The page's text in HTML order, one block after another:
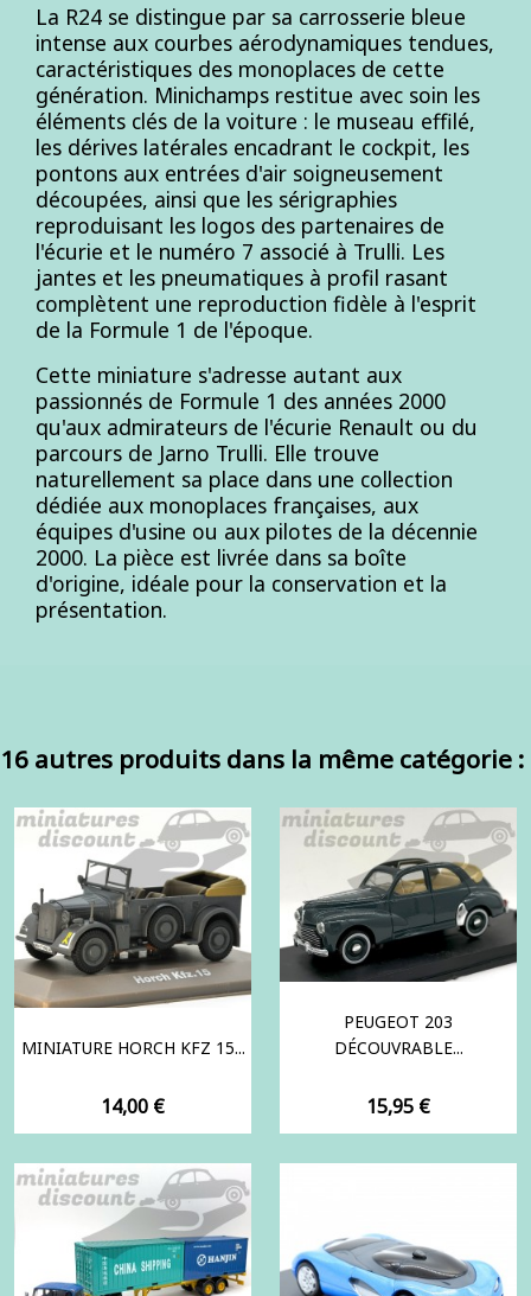
La R24 se distingue par sa carrosserie bleue
intense aux courbes aérodynamiques tendues,
caractéristiques des monoplaces de cette
génération. Minichamps restitue avec soin les
éléments clés de la voiture : le museau effilé,
les dérives latérales encadrant le cockpit, les
pontons aux entrées d'air soigneusement
découpées, ainsi que les sérigraphies
reproduisant les logos des partenaires de
l'écurie et le numéro 7 associé à Trulli. Les
jantes et les pneumatiques à profil rasant
complètent une reproduction fidèle à l'esprit
de la Formule 1 de l'époque.
Cette miniature s'adresse autant aux
passionnés de Formule 1 des années 2000
qu'aux admirateurs de l'écurie Renault ou du
parcours de Jarno Trulli. Elle trouve
naturellement sa place dans une collection
dédiée aux monoplaces françaises, aux
équipes d'usine ou aux pilotes de la décennie
2000. La pièce est livrée dans sa boîte
d'origine, idéale pour la conservation et la
présentation.
16 autres produits dans la même catégorie :
MINIATURE HORCH KFZ 15...
Prix
14,00 €
PEUGEOT 203
DÉCOUVRABLE...
Prix
15,95 €